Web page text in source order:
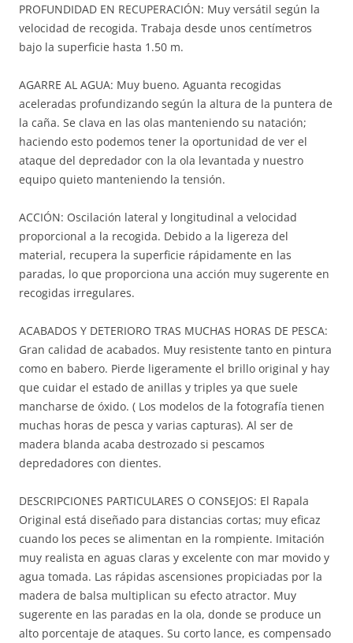
PROFUNDIDAD EN RECUPERACIÓN: Muy versátil según la
velocidad de recogida. Trabaja desde unos centímetros
bajo la superficie hasta 1.50 m.
AGARRE AL AGUA: Muy bueno. Aguanta recogidas
aceleradas profundizando según la altura de la puntera de
la caña. Se clava en las olas manteniendo su natación;
haciendo esto podemos tener la oportunidad de ver el
ataque del depredador con la ola levantada y nuestro
equipo quieto manteniendo la tensión.
ACCIÓN: Oscilación lateral y longitudinal a velocidad
proporcional a la recogida. Debido a la ligereza del
material, recupera la superficie rápidamente en las
paradas, lo que proporciona una acción muy sugerente en
recogidas irregulares.
ACABADOS Y DETERIORO TRAS MUCHAS HORAS DE PESCA:
Gran calidad de acabados. Muy resistente tanto en pintura
como en babero. Pierde ligeramente el brillo original y hay
que cuidar el estado de anillas y triples ya que suele
mancharse de óxido. ( Los modelos de la fotografía tienen
muchas horas de pesca y varias capturas). Al ser de
madera blanda acaba destrozado si pescamos
depredadores con dientes.
DESCRIPCIONES PARTICULARES O CONSEJOS: El Rapala
Original está diseñado para distancias cortas; muy eficaz
cuando los peces se alimentan en la rompiente. Imitación
muy realista en aguas claras y excelente con mar movido y
agua tomada. Las rápidas ascensiones propiciadas por la
madera de balsa multiplican su efecto atractor. Muy
sugerente en las paradas en la ola, donde se produce un
alto porcentaje de ataques. Su corto lance, es compensado